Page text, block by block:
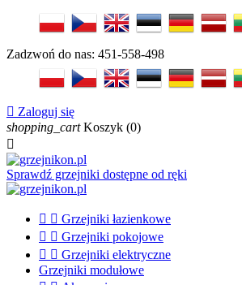
Zadzwoń do nas: 451-558-498
 Zaloguj się
shopping_cart Koszyk (0)

Sprawdź grzejniki dostępne od ręki
  Grzejniki łazienkowe
  Grzejniki pokojowe
  Grzejniki elektryczne
Grzejniki modułowe